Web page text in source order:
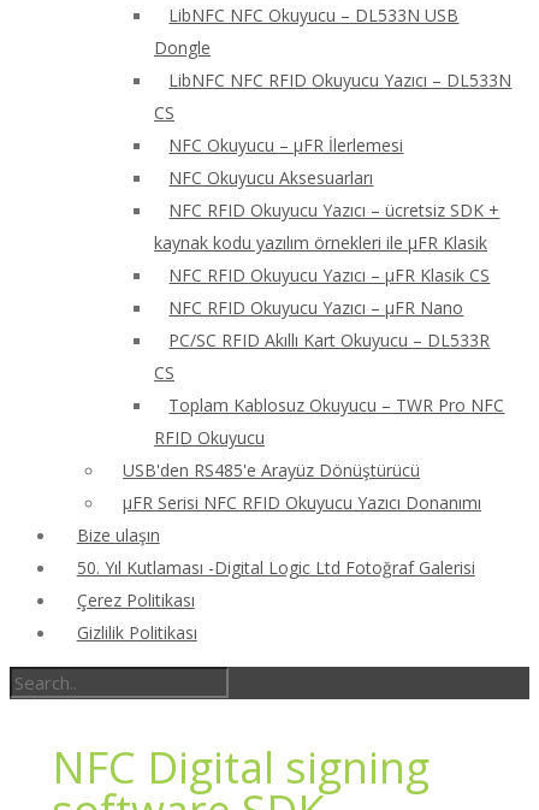
LibNFC NFC Okuyucu – DL533N USB
Dongle
LibNFC NFC RFID Okuyucu Yazıcı – DL533N
CS
NFC Okuyucu – μFR İlerlemesi
NFC Okuyucu Aksesuarları
NFC RFID Okuyucu Yazıcı – ücretsiz SDK +
kaynak kodu yazılım örnekleri ile μFR Klasik
NFC RFID Okuyucu Yazıcı – μFR Klasik CS
NFC RFID Okuyucu Yazıcı – μFR Nano
PC/SC RFID Akıllı Kart Okuyucu – DL533R
CS
Toplam Kablosuz Okuyucu – TWR Pro NFC
RFID Okuyucu
USB'den RS485'e Arayüz Dönüştürücü
μFR Serisi NFC RFID Okuyucu Yazıcı Donanımı
Bize ulaşın
50. Yıl Kutlaması -Digital Logic Ltd Fotoğraf Galerisi
Çerez Politikası
Gizlilik Politikası
NFC Digital signing